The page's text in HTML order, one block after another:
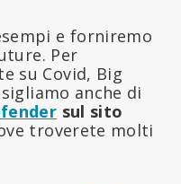
e forniremo
Per
su Covid, Big
anche di
sul sito
troverete molti